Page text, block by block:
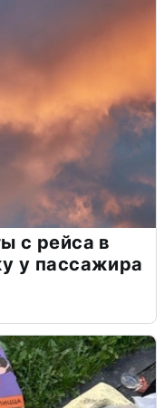
с рейса в
у пассажира